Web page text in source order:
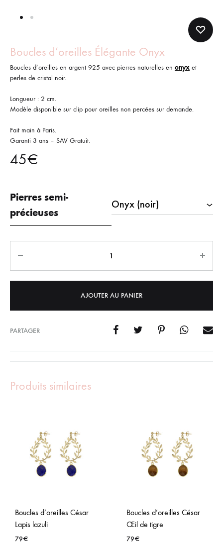
Boucles d’oreilles Élégante Onyx
Boucles d’oreilles en argent 925 avec pierres naturelles en onyx et
perles de cristal noir.
Longueur : 2 cm.
Modèle disponible sur clip pour oreilles non percées sur demande.
Fait main à Paris.
Garanti 3 ans – SAV Gratuit.
45€
Pierres semi-
précieuses
AJOUTER AU PANIER
PARTAGER
Produits similaires
Boucles d’oreilles César
Lapis lazuli
79€
Boucles d’oreilles César
Œil de tigre
79€